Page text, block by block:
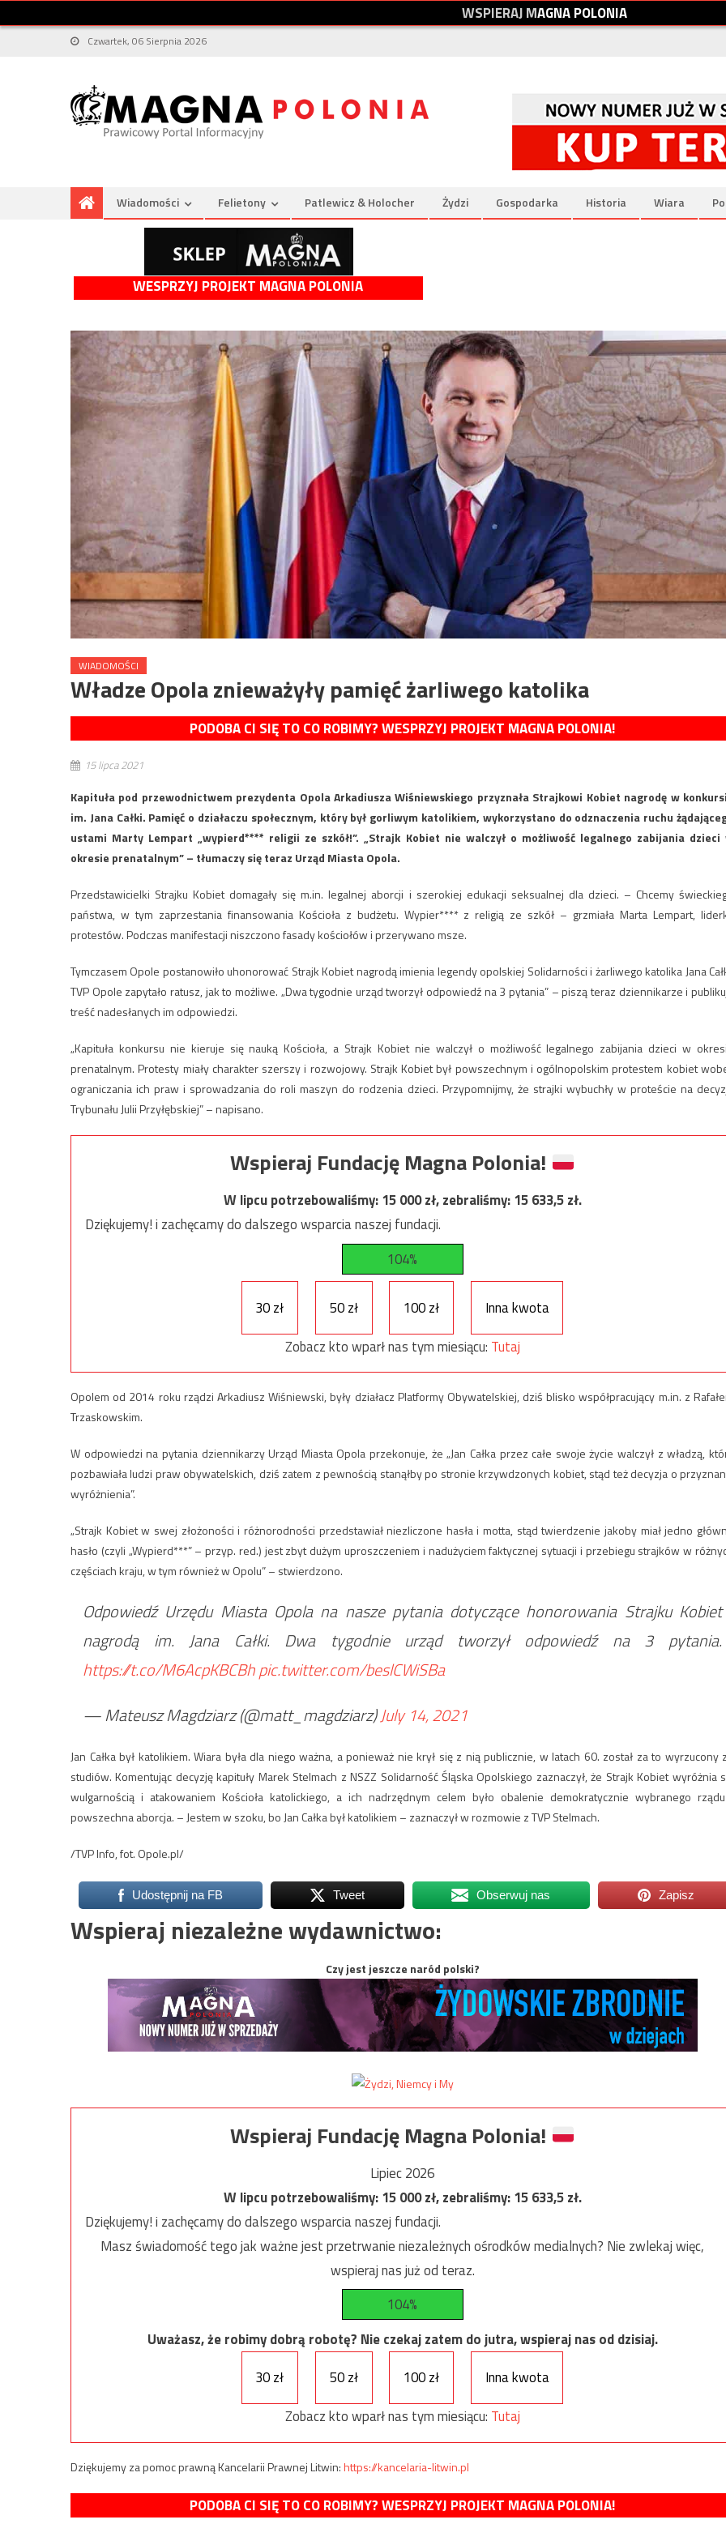
WSPIERAJMAGNAPOLONIA
Czwartek, 06 Sierpnia 2026
Wiadomości Felietony Patlewicz & Holocher Żydzi Gospodarka Historia Wiara
WESPRZYJ PROJEKT MAGNA POLONIA
WIADOMOŚCI
Władze Opola znieważyły pamięć żarliwego katolika
PODOBA CI SIĘ TO CO ROBIMY? WESPRZYJ PROJEKT MAGNA POLONIA!
15 lipca 2021
Kapituła pod przewodnictwem prezydenta Opola Arkadiusza Wiśniewskiego przyznała Strajkowi Kobiet nagrodę w
im. Jana Całki. Pamięć o działaczu społecznym, który był gorliwym katolikiem, wykorzystano do odznaczenia ruchu
ustami Marty Lempart „wypierd**** religii ze szkół!”. „Strajk Kobiet nie walczył o możliwość legalnego zabijania dzieci
okresie prenatalnym” – tłumaczy się teraz Urząd Miasta Opola.
Przedstawicielki Strajku Kobiet domagały się m.in. legalnej aborcji i szerokiej edukacji seksualnej dla dzieci. – Chcemy
państwa, w tym zaprzestania finansowania Kościoła z budżetu. Wypier**** z religią ze szkół – grzmiała Marta Lempart,
protestów. Podczas manifestacji niszczono fasady kościołów i przerywano msze.
Tymczasem Opole postanowiło uhonorować Strajk Kobiet nagrodą imienia legendy opolskiej Solidarności i żarliwego katolika Jana
TVP Opole zapytało ratusz, jak to możliwe. „Dwa tygodnie urząd tworzył odpowiedź na 3 pytania” – piszą teraz dziennikarze i
treść nadesłanych im odpowiedzi.
„Kapituła konkursu nie kieruje się nauką Kościoła, a Strajk Kobiet nie walczył o możliwość legalnego zabijania dzieci w
prenatalnym. Protesty miały charakter szerszy i rozwojowy. Strajk Kobiet był powszechnym i ogólnopolskim protestem kobiet
ograniczania ich praw i sprowadzania do roli maszyn do rodzenia dzieci. Przypomnijmy, że strajki wybuchły w proteście na
Trybunału Julii Przyłębskiej” – napisano.
Wspieraj Fundację Magna Polonia!
W lipcu potrzebowaliśmy:15 000zł, zebraliśmy:15 633,5zł.
Dziękujemy! i zachęcamy do dalszego wsparcia naszej fundacji.
104%
30 zł 50 zł 100 zł
Inna kwota
Zobacz kto wparł nas tym miesiącu: Tutaj
Opolem od 2014 roku rządzi Arkadiusz Wiśniewski, były działacz Platformy Obywatelskiej, dziś blisko współpracujący m.in. z
Trzaskowskim.
W odpowiedzi na pytania dziennikarzy Urząd Miasta Opola przekonuje, że „Jan Całka przez całe swoje życie walczył z władzą,
pozbawiała ludzi praw obywatelskich, dziś zatem z pewnością stanąłby po stronie krzywdzonych kobiet, stąd też decyzja o
wyróżnienia”.
„Strajk Kobiet w swej złożoności i różnorodności przedstawiał niezliczone hasła i motta, stąd twierdzenie jakoby miał jedno
hasło (czyli „Wypierd***” – przyp. red.) jest zbyt dużym uproszczeniem i nadużyciem faktycznej sytuacji i przebiegu strajków w
częściach kraju, w tym również w Opolu” – stwierdzono.
Odpowiedź Urzędu Miasta Opola na nasze pytania dotyczące honorowania Strajku Kobiet
nagrodą im. Jana Całki. Dwa tygodnie urząd tworzył odpowiedź na 3 pytania.
https://t.co/M6AcpKBCBhpic.twitter.com/beslCWiSBa
— Mateusz Magdziarz (@matt_magdziarz)July 14, 2021
Jan Całka był katolikiem. Wiara była dla niego ważna, a ponieważ nie krył się z nią publicznie, w latach 60. został za to wyrzucony
studiów. Komentując decyzję kapituły Marek Stelmach z NSZZ Solidarność Śląska Opolskiego zaznaczył, że Strajk Kobiet wyróżnia
wulgarnością i atakowaniem Kościoła katolickiego, a ich nadrzędnym celem było obalenie demokratycznie wybranego
powszechna aborcja. – Jestem w szoku, bo Jan Całka był katolikiem – zaznaczył w rozmowie z TVP Stelmach.
/TVP Info, fot. Opole.pl/
Udostępnij na FB Tweet Obserwuj nas Zapisz
Wspieraj niezależne wydawnictwo:
Czy jest jeszcze naród polski?
Wspieraj Fundację Magna Polonia!
Lipiec 2026
W lipcu potrzebowaliśmy:15 000zł, zebraliśmy:15 633,5zł.
Dziękujemy! i zachęcamy do dalszego wsparcia naszej fundacji.
Masz świadomość tego jak ważne jest przetrwanie niezależnych ośrodków medialnych? Nie zwlekaj więc,
wspieraj nas już od teraz.
104%
Uważasz, że robimy dobrą robotę? Nie czekaj zatem do jutra, wspieraj nas od dzisiaj.
30 zł
50 zł 100 zł
Inna kwota
Zobacz kto wparł nas tym miesiącu: Tutaj
Dziękujemy za pomoc prawną Kancelarii Prawnej Litwin:https://kancelaria-litwin.pl
PODOBA CI SIĘ TO CO ROBIMY? WESPRZYJ PROJEKT MAGNA POLONIA!